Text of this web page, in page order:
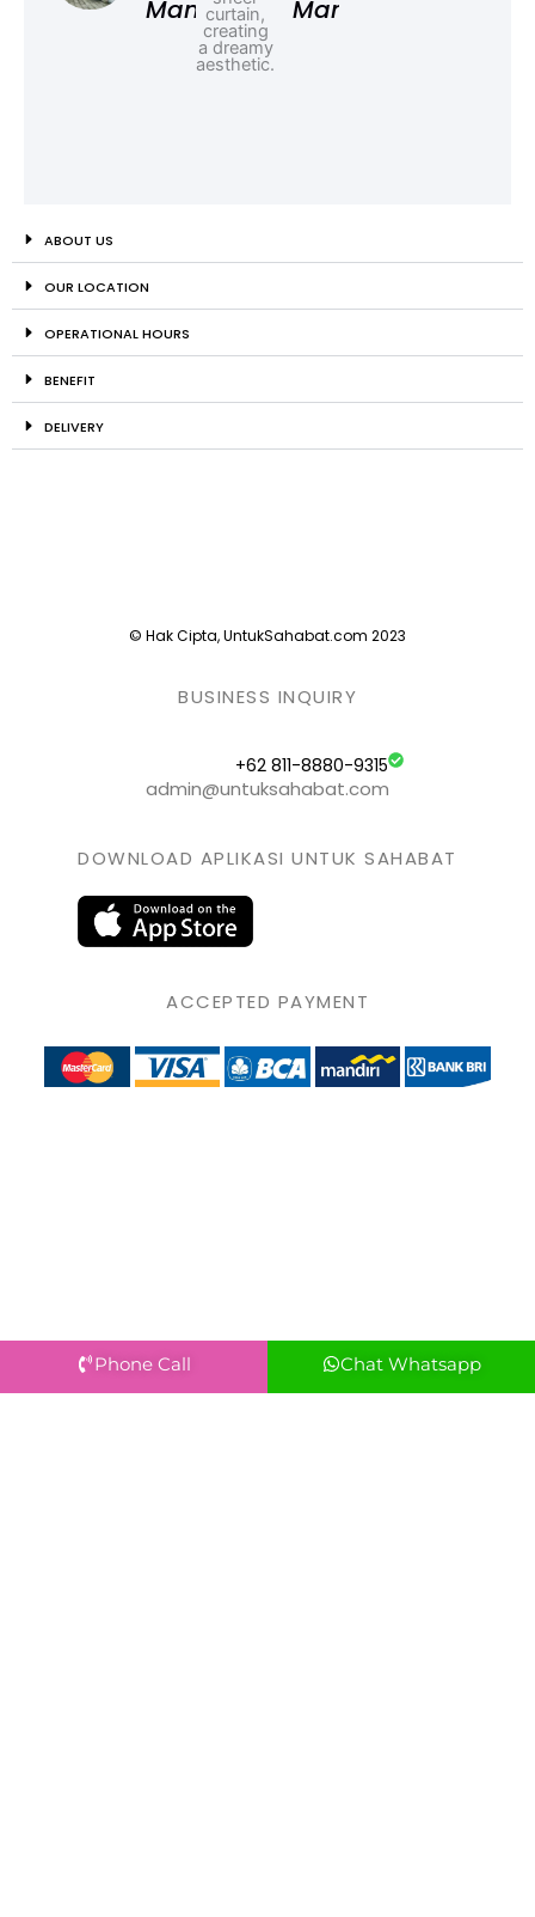
Manager Manager
ABOUT US
OUR LOCATION
OPERATIONAL HOURS
BENEFIT
DELIVERY
© Hak Cipta, UntukSahabat.com 2023
BUSINESS INQUIRY
+62 811-8880-9315
admin@untuksahabat.com
DOWNLOAD APLIKASI UNTUK SAHABAT
ACCEPTED PAYMENT
Phone Call Chat Whatsapp